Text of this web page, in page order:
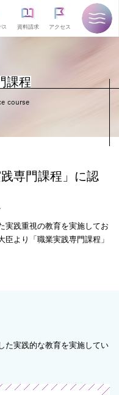
ス 資料請求 アクセス
課程
course
専門課程」に認
実践重視の教育を実施してお
より「職業実践専門課程」
た実践的な教育を実施してい